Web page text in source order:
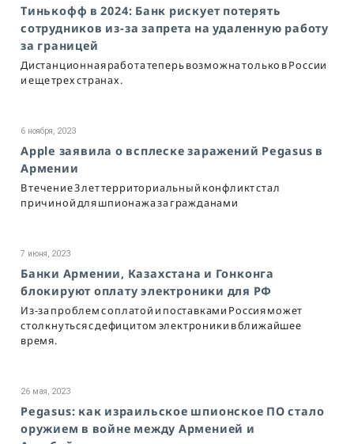
Тинькофф в 2024: Банк рискует потерять
сотрудников из-за запрета на удаленную работу
за границей
Дистанционная работа теперь возможна только в России
и еще трех странах.
6 ноября, 2023
Apple заявила о всплеске заражений Pegasus в
Армении
В течение 3 лет территориальный конфликт стал
причиной для шпионажа за гражданами
7 июня, 2023
Банки Армении, Казахстана и Гонконга
блокируют оплату электроники для РФ
Из-за проблем с оплатой и поставками Россия может
столкнуться с дефицитом электроники в ближайшее
время.
26 мая, 2023
Pegasus: как израильское шпионское ПО стало
оружием в войне между Арменией и